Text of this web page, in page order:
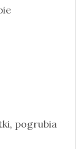
pogrubia